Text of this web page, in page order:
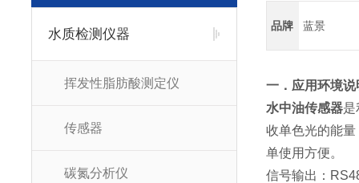
水质检测仪器
挥发性脂肪酸测定仪
传感器
碳氮分析仪
品牌 蓝景
一．应用环境说
水中油传感器是
收单色光的能
单使用方便。
信号输出：